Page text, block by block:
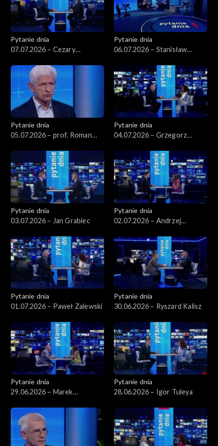
Pytanie dnia
07.07.2026 – Cezary
Pytanie dnia
06.07.2026 – Stanisław
Pytanie dnia
05.07.2026 – prof. Roman
Pytanie dnia
04.07.2026 – Grzegorz
Pytanie dnia
03.07.2026 – Jan Grabiec
Pytanie dnia
02.07.2026 – Andrzej
Pytanie dnia
01.07.2026 – Paweł Zalewski
Pytanie dnia
30.06.2026 – Ryszard Kalisz
Pytanie dnia
29.06.2026 – Marek
Pytanie dnia
28.06.2026 – Igor Tuleya